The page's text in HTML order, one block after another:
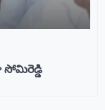
సోమిరెడ్డి